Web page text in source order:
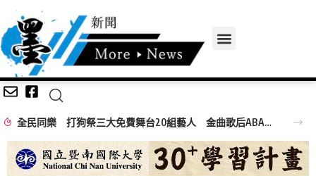
全民同樂 打狗祭三大免費舞台20組藝人 金曲歌后ABAO阿爆、布拉瑞揚舞團熱力引爆